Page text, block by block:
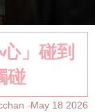
」碰到
碰
May 18 2026